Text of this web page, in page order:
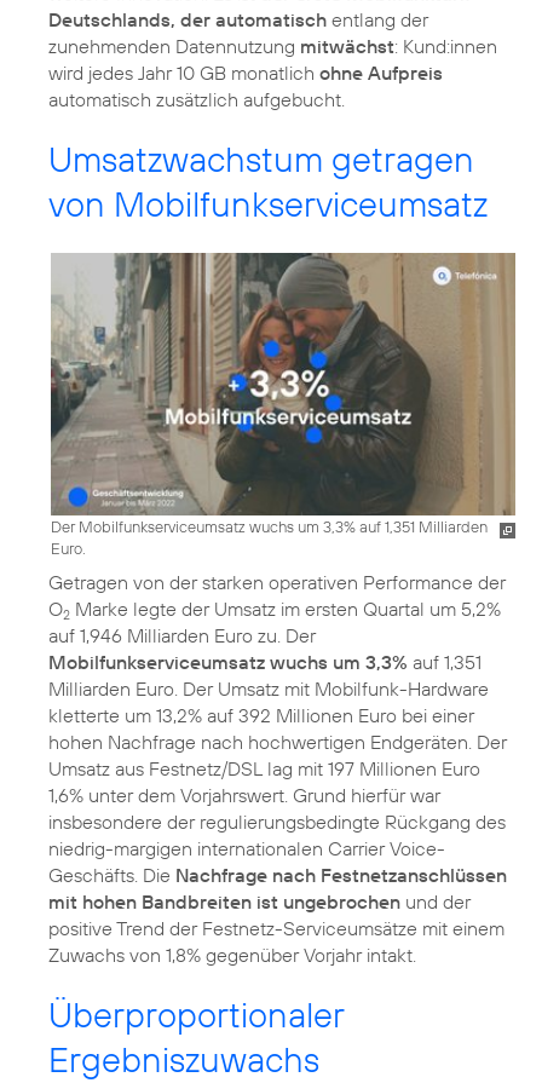
Deutschlands, der automatisch entlang der
zunehmenden Datennutzung mitwächst: Kund:innen
wird jedes Jahr 10 GB monatlich ohne Aufpreis
automatisch zusätzlich aufgebucht.
Umsatzwachstum getragen
von Mobilfunkserviceumsatz
Der Mobilfunkserviceumsatz wuchs um 3,3% auf 1,351 Milliarden
Euro.
Getragen von der starken operativen Performance der
O2 Marke legte der Umsatz im ersten Quartal um 5,2%
auf 1,946 Milliarden Euro zu. Der
Mobilfunkserviceumsatz wuchs um 3,3% auf 1,351
Milliarden Euro. Der Umsatz mit Mobilfunk-Hardware
kletterte um 13,2% auf 392 Millionen Euro bei einer
hohen Nachfrage nach hochwertigen Endgeräten. Der
Umsatz aus Festnetz/DSL lag mit 197 Millionen Euro
1,6% unter dem Vorjahrswert. Grund hierfür war
insbesondere der regulierungsbedingte Rückgang des
niedrig-margigen internationalen Carrier Voice-
Geschäfts. Die Nachfrage nach Festnetzanschlüssen
mit hohen Bandbreiten ist ungebrochen und der
positive Trend der Festnetz-Serviceumsätze mit einem
Zuwachs von 1,8% gegenüber Vorjahr intakt.
Überproportionaler
Ergebniszuwachs